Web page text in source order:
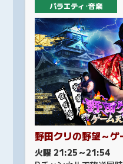
バラエティ･音楽
野田クリの野望～
火曜 21:25～21:54